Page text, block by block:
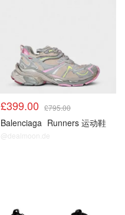
£399.00 £795.00
Balenciaga Runners 运动鞋
@dealmoon.de